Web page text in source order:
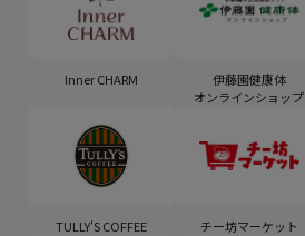
Inner CHARM
伊藤園健康体
オンラインショップ
TULLY'S COFFEE チー坊マーケット